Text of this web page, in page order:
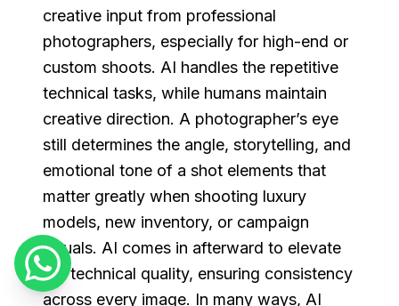
creative input from professional
photographers, especially for high-end or
custom shoots. AI handles the repetitive
technical tasks, while humans maintain
creative direction. A photographer’s eye
still determines the angle, storytelling, and
emotional tone of a shot elements that
matter greatly when shooting luxury
models, new inventory, or campaign
visuals. AI comes in afterward to elevate
the technical quality, ensuring consistency
across every image. In many ways, AI